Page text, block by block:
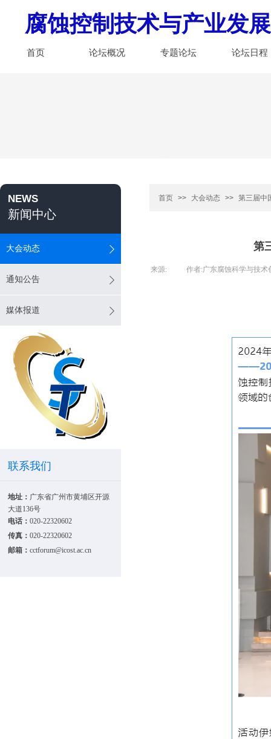
首页 论坛概况 专题论坛 论坛日程
腐蚀控制技术与产业发
NEWS
新闻中心
首页 >> 大会动态 >> 第三届中
大会动态
通知公告
媒体报道
第
来源: 作者:广东腐蚀科学与技术
地址： 广东省广州市黄埔区开源
大道136号
电话： 020-22320602
传真： 020-22320602
邮箱： cctforum@icost.ac.cn
联系我们